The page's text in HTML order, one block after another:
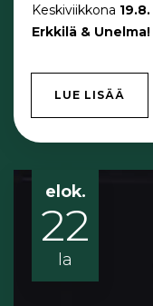
Keskiviikkona 19.8.
Erkkilä & Unelma!
LUE LISÄÄ
elok.
22
la